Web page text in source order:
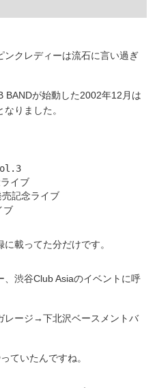
クレディーは流石に言い過ぎ
が始動した2002年12月は
りました。
イブ
売記念ライブ
ブ
載ってた分だけです。
渋谷Club Asiaのイベントに呼
レージ→下北沢ベースメントバ
ていたんですね。